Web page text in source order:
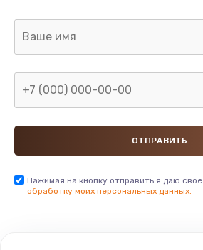
Нажимая на кнопку отправить я даю свое
обработку моих персональных данных.